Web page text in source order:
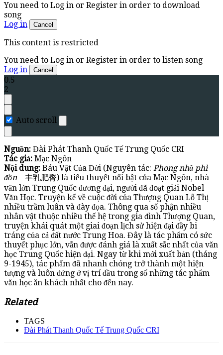
You need to Log in or Register in order to download
song
Log in
Cancel
This content is restricted
You need to Log in or Register in order to listen song
Log in
Cancel
0.5
2
Auto scroll
Nguồn: Đài Phát Thanh Quốc Tế Trung Quốc CRI
Tác giả: Mạc Ngôn
Nội dung: Báu Vật Của Đời (Nguyên tác: Phong nhũ phì
đồn– 丰乳肥臀) là tiểu thuyết nổi bật của Mạc Ngôn, nhà
văn lớn Trung Quốc đương đại, người đã đoạt giải Nobel
Văn Học. Truyện kể về cuộc đời của Thượng Quan Lỗ Thị
nhiều trầm luân và đày đọa. Thông qua số phận nhiều
nhân vật thuộc nhiều thế hệ trong gia đình Thượng Quan,
truyện khái quát một giai đoạn lịch sử hiện đại đầy bi
tráng của cả đất nước Trung Hoa. Đây là tác phẩm có sức
thuyết phục lớn, vẫn được đánh giá là xuất sắc nhất của vǎn
học Trung Quốc hiện đại. Ngay từ khi mới xuất bản (tháng
9-1945), tác phẩm đã nhanh chóng trở thành một hiện
tượng và luôn đứng ở vị trí đầu trong số những tác phẩm
vǎn học ǎn khách nhất cho đến nay.
Related
TAGS
Đài Phát Thanh Quốc Tế Trung Quốc CRI